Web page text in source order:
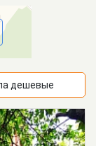
Сначала дешевые